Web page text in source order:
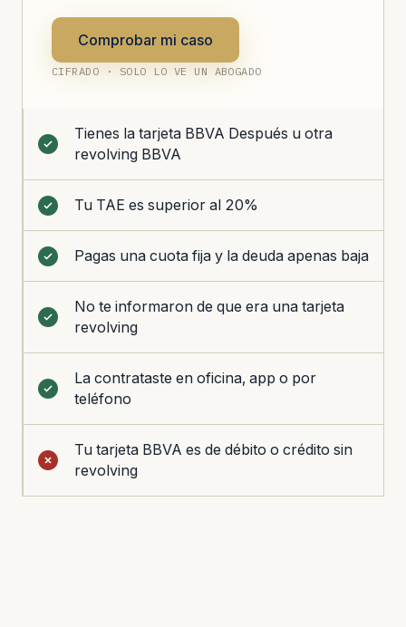
Comprobar mi caso
CIFRADO · SOLO LO VE UN ABOGADO
Tienes la tarjeta BBVA Después u otra
revolving BBVA
Tu TAE es superior al 20%
Pagas una cuota fija y la deuda apenas baja
No te informaron de que era una tarjeta
revolving
La contrataste en oficina, app o por
teléfono
Tu tarjeta BBVA es de débito o crédito sin
revolving